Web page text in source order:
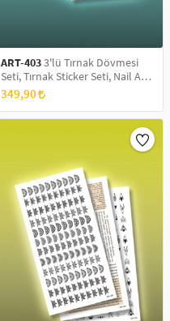
ART-4033'lü Tırnak Dövmesi
Seti, Tırnak Sticker Seti, Nail Art,
Tattoo
349,90